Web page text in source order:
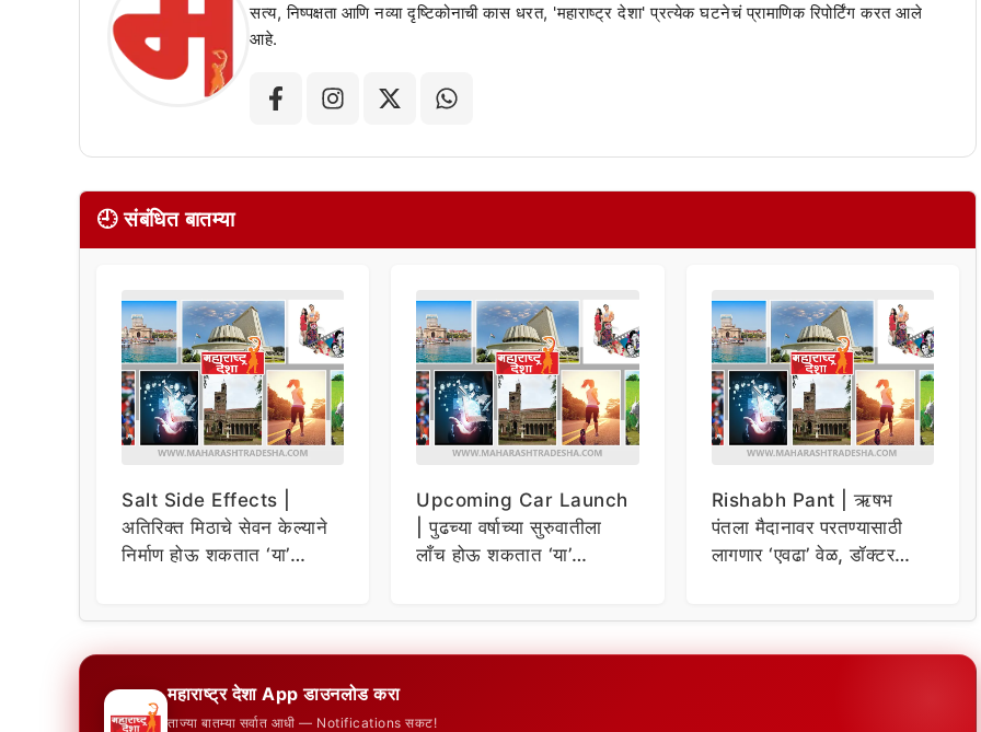
सत्य, निष्पक्षता आणि नव्या दृष्टिकोनाची कास धरत, 'महाराष्ट्र देशा' प्रत्येक घटनेचं प्रामाणिक रिपोर्टिंग करत आले
आहे.
🕘 संबंधित बातम्या
Salt Side Effects |
अतिरिक्त मिठाचे सेवन केल्याने
निर्माण होऊ शकतात ‘या’
Upcoming Car Launch
| पुढच्या वर्षाच्या सुरुवातीला
लाँच होऊ शकतात ‘या’
Rishabh Pant | ऋषभ
पंतला मैदानावर परतण्यासाठी
लागणार ‘एवढा’ वेळ, डॉक्टर
महाराष्ट्र देशा App डाउनलोड करा
ताज्या बातम्या सर्वात आधी — Notifications सकट!